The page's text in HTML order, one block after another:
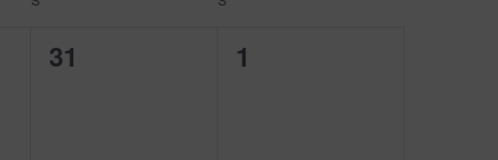
0
31
0
1